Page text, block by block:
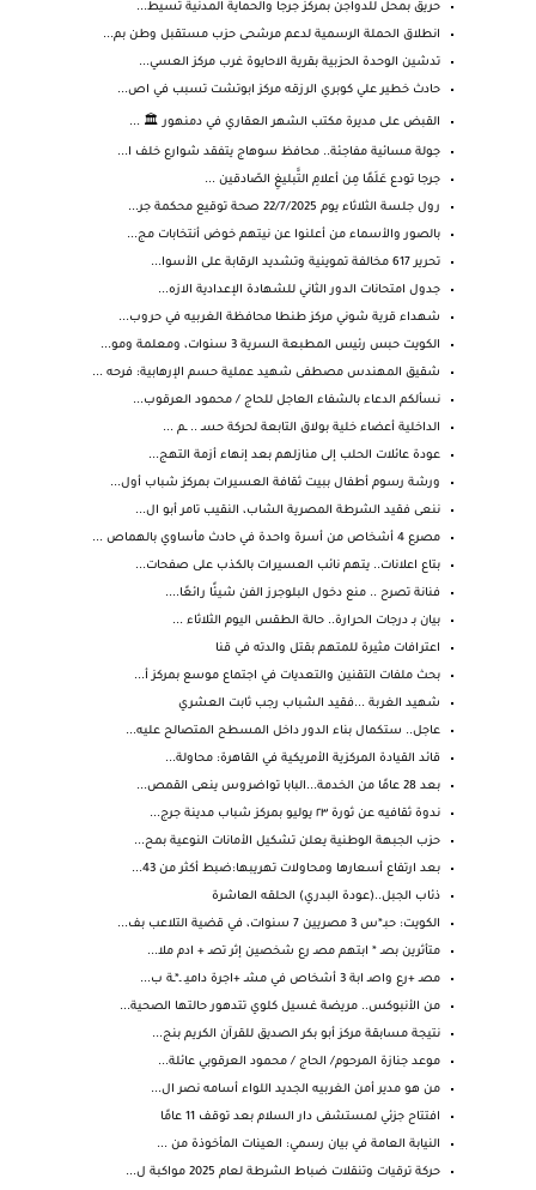
حريق بمحل للدواجن بمركز جرجا والحماية المدنية تسيط...
انطلاق الحملة الرسمية لدعم مرشحى حزب مستقبل وطن بم...
تدشين الوحدة الحزبية بقرية الاحايوة غرب مركز العسي...
حادث خطير علي كوبري الرزقه مركز ابوتشت تسبب في اص...
القبض على مديرة مكتب الشهر العقاري في دمنهور 🏛️ ...
جولة مسائية مفاجئة.. محافظ سوهاج يتفقد شوارع خلف ا...
جرجا تودع عَلَمًا مِن أعلامِ التَّبليغِ الصّادقين ...
رول جلسة الثلاثاء يوم 22/7/2025 صحة توقيع محكمة جر...
بالصور والأسماء من أعلنوا عن نيتهم خوض أنتخابات مج...
تحرير 617 مخالفة تموينية وتشديد الرقابة على الأسوا...
جدول امتحانات الدور الثاني للشهادة الإعدادية الازه...
شهداء قرية شوني مركز طنطا محافظة الغربيه في حروب...
الكويت حبس رئيس المطبعة السرية 3 سنوات، ومعلمة ومو...
شقيق المهندس مصطفى شهيد عملية حسم الإرهابية: فرحه ...
نسألكم الدعاء بالشفاء العاجل للحاج / محمود العرقوب...
الداخلية أعضاء خلية بولاق التابعة لحركة حسـ .. ـم ...
عودة عائلات الحلب إلى منازلهم بعد إنهاء أزمة التهج...
ورشة رسوم أطفال ببيت ثقافة العسيرات بمركز شباب أول...
ننعى فقيد الشرطة المصرية الشاب، النقيب تامر أبو ال...
مصرع 4 أشخاص من أسرة واحدة في حادث مأساوي بالهماص ...
بتاع اعلانات.. يتهم نائب العسيرات بالكذب على صفحات...
فنانة تصرح .. منع دخول البلوجرز الفن شيئًا رائعًا....
بيان بـ درجات الحرارة.. حالة الطقس اليوم الثلاثاء ...
اعترافات مثيرة للمتهم بقتل والدته في قنا
بحث ملفات التقنين والتعديات في اجتماع موسع بمركز أ...
شهيد الغربة ...فقيد الشباب رجب ثابت العشري
عاجل.. ستكمال بناء الدور داخل المسطح المتصالح عليه...
قائد القيادة المركزية الأمريكية في القاهرة: محاولة...
بعد 28 عامًا من الخدمة...البابا تواضروس ينعى القمص...
ندوة ثقافيه عن ثورة ٢٣ يوليو بمركز شباب مدينة جرج...
حزب الجبهة الوطنية يعلن تشكيل الأمانات النوعية بمح...
بعد ارتفاع أسعارها ومحاولات تهريبها:ضبط أكثر من 43...
ذئاب الجبل..(عودة البدري) الحلقه العاشرة
الكويت: حبـ*س 3 مصريين 7 سنوات، في قضية التلاعب بف...
متأثرين بصـ * ابتهم مصـ رع شخصين إثر تصـ + ادم ملا...
مصـ +رع واصـ ابة 3 أشخاص في مشـ +اجرة داميـ ـ*ـة ب...
من الأنبوكس.. مريضة غسيل كلوي تتدهور حالتها الصحية...
نتيجة مسابقة مركز أبو بكر الصديق للقرآن الكريم بنج...
موعد جنازة المرحوم/ الحاج / محمود العرقوبي عائلة...
من هو مدير أمن الغربيه الجديد اللواء أسامه نصر ال...
افتتاح جزئي لمستشفى دار السلام بعد توقف 11 عامًا
النيابة العامة في بيان رسمي: العينات المأخوذة من ...
حركة ترقيات وتنقلات ضباط الشرطة لعام 2025 مواكبة ل...